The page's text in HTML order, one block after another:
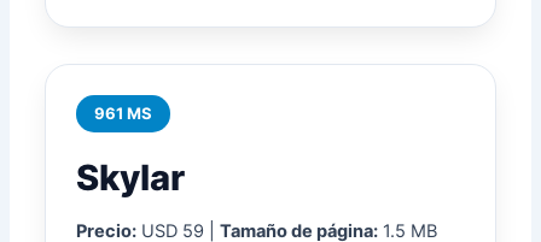
961 MS
Skylar
Precio: USD 59 |Tamaño de página: 1.5 MB